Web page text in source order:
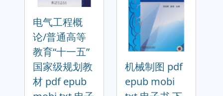
电气工程概
论/普通高等
教育“十一五”
国家级规划教
材 pdf epub
机械制图 pdf
epub mobi